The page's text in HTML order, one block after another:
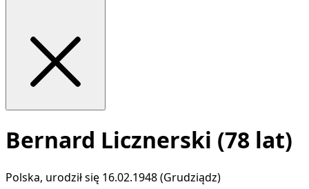
Bernard Licznerski (78 lat)
Polska, urodził się 16.02.1948 (Grudziądz)